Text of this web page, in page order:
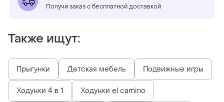
Получи заказ с бесплатной доставкой
Также ищут:
Прыгунки Детская мебель Подвижные игры
Ходунки 4 в 1 Ходунки el camino